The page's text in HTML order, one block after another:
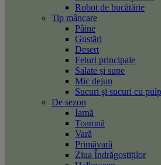
Robot de bucătărie
Tip mâncare
Pâine
Gustări
Desert
Feluri principale
Salate şi supe
Mic dejun
Sucuri şi sucuri cu
De sezon
Iarnă
Toamnă
Vară
Primăvară
Ziua Îndrăgostiților